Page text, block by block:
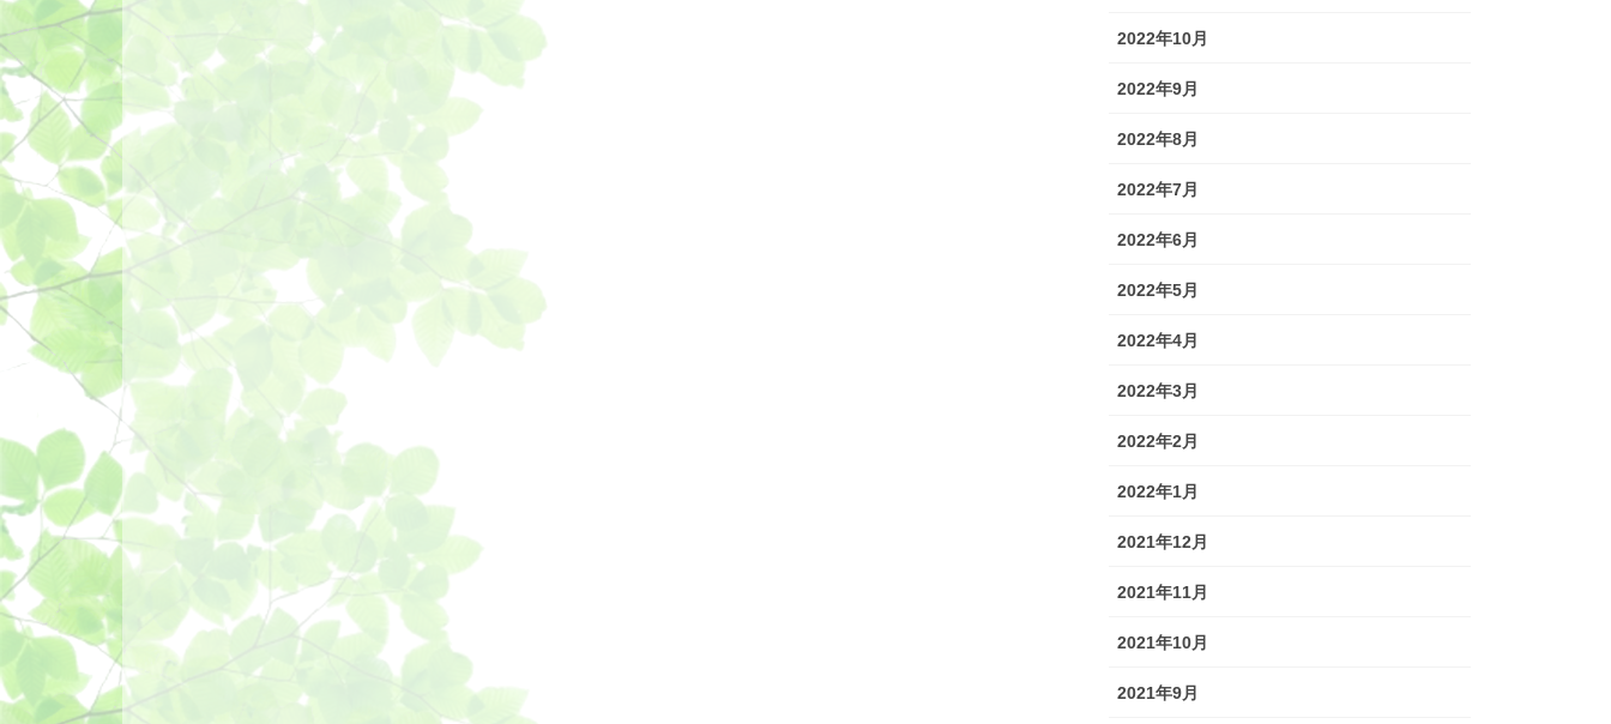
2022年10月
2022年9月
2022年8月
2022年7月
2022年6月
2022年5月
2022年4月
2022年3月
2022年2月
2022年1月
2021年12月
2021年11月
2021年10月
2021年9月